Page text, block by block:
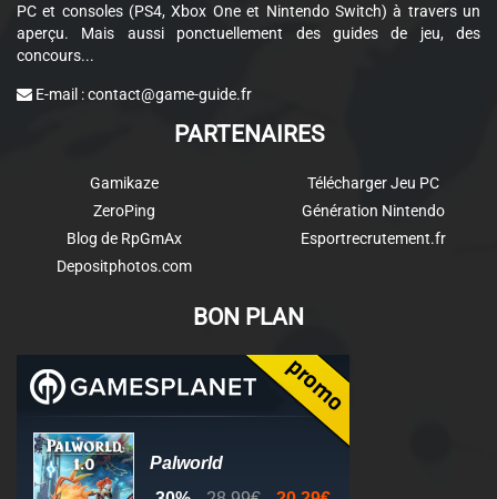
PC et consoles (PS4, Xbox One et Nintendo Switch) à travers un
aperçu. Mais aussi ponctuellement des guides de jeu, des
concours...
E-mail :contact@game-guide.fr
PARTENAIRES
Gamikaze
ZeroPing
Blog de RpGmAx
Depositphotos.com
Télécharger Jeu PC
Génération Nintendo
Esportrecrutement.fr
BON PLAN